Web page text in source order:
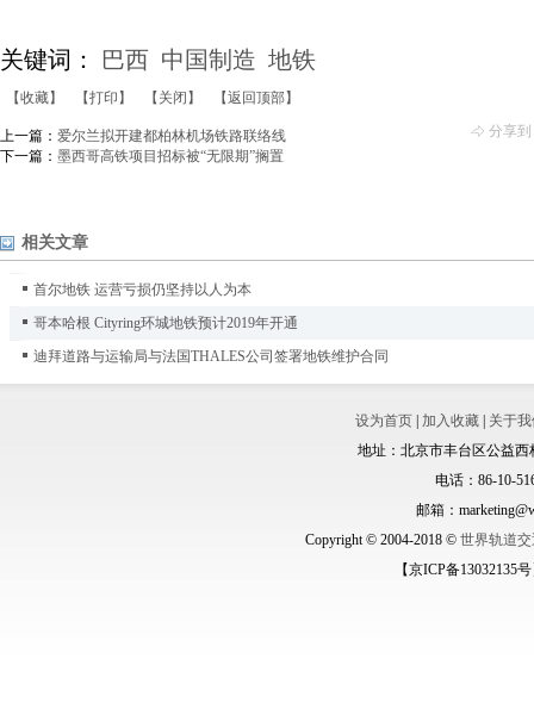
关键词： 巴西 中国制造 地铁
【收藏】 【打印】 【关闭】
【返回顶部】
分享到
上一篇： 爱尔兰拟开建都柏林机场铁路联络线
下一篇： 墨西哥高铁项目招标被“无限期”搁置
相关文章
首尔地铁 运营亏损仍坚持以人为本
哥本哈根 Cityring环城地铁预计2019年开通
迪拜道路与运输局与法国THALES公司签署地铁维护合同
设为首页 加入收藏
关于
地址：北京市丰台区公益西
电话：86-10-
邮箱：
Copyright © 2004-2018 © 世界轨道
【京ICP备13032135